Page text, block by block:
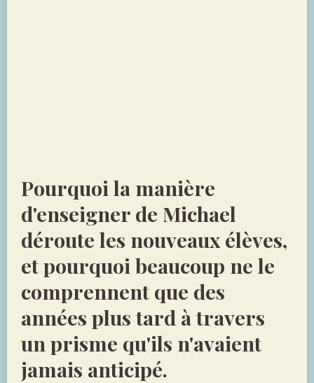
Pourquoi la manière
d'enseigner de Michael
déroute les nouveaux élèves,
et pourquoi beaucoup ne le
comprennent que des
années plus tard à travers
un prisme qu'ils n'avaient
jamais anticipé.